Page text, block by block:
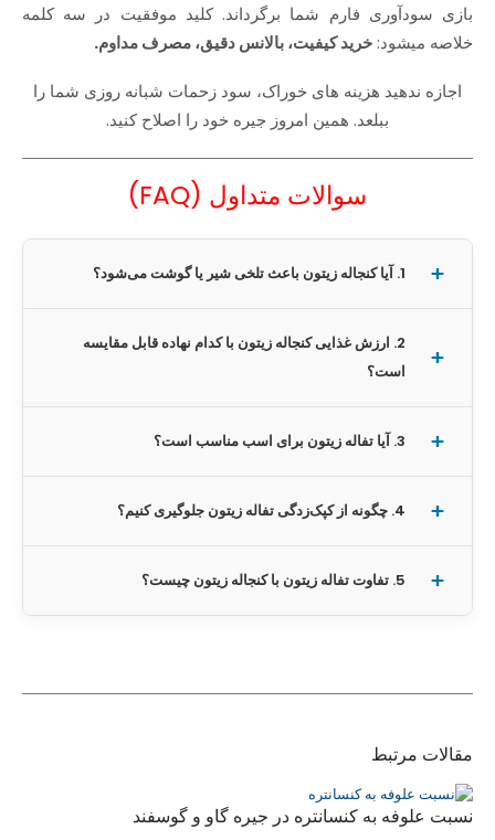
بازی سودآوری فارم شما برگرداند. کلید موفقیت در سه کلمه
خلاصه میشود:خرید کیفیت، بالانس دقیق، مصرف مداوم.
اجازه ندهید هزینه‌ های خوراک، سود زحمات شبانه‌ روزی شما را
ببلعد. همین امروز جیره خود را اصلاح کنید.
سوالات متداول (FAQ)
1. آیا کنجاله زیتون باعث تلخی شیر یا گوشت می‌شود؟
2. ارزش غذایی کنجاله زیتون با کدام نهاده قابل مقایسه
است؟
3. آیا تفاله زیتون برای اسب مناسب است؟
4. چگونه از کپک‌زدگی تفاله زیتون جلوگیری کنیم؟
5. تفاوت تفاله زیتون با کنجاله زیتون چیست؟
مقالات مرتبط
نسبت علوفه به کنسانتره در جیره گاو و گوسفند